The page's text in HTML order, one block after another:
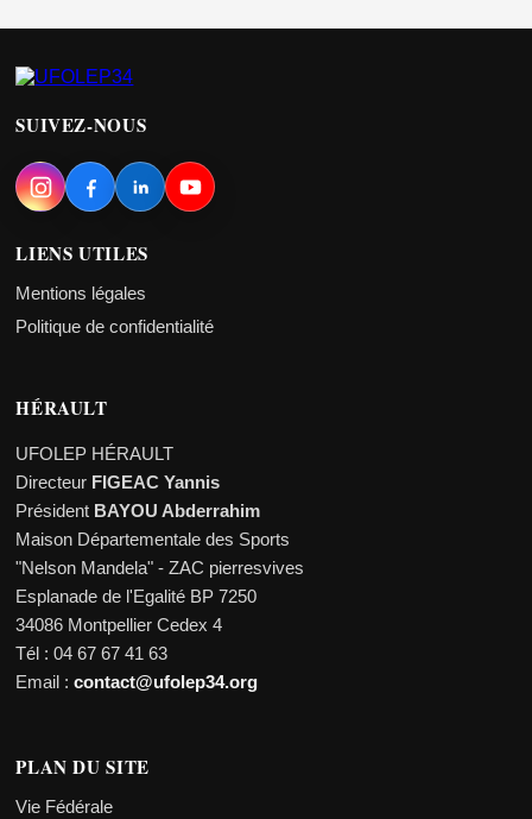
SUIVEZ-NOUS
LIENS UTILES
Mentions légales
Politique de confidentialité
HÉRAULT
UFOLEP HÉRAULT
Directeur FIGEAC Yannis
Président BAYOU Abderrahim
Maison Départementale des Sports
"Nelson Mandela" - ZAC pierresvives
Esplanade de l'Egalité BP 7250
34086 Montpellier Cedex 4
Tél : 04 67 67 41 63
Email :contact@ufolep34.org
PLAN DU SITE
Vie Fédérale